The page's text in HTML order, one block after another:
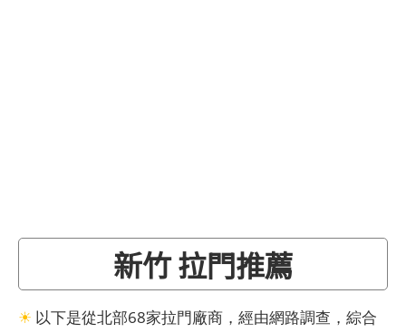
新竹 拉門推薦
☀ 以下是從北部68家拉門廠商，經由網路調查，綜合